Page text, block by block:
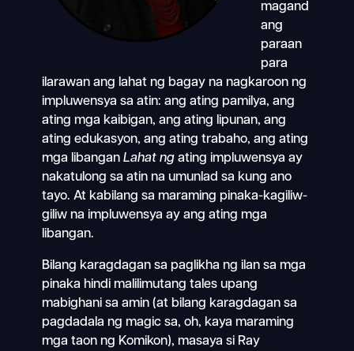
magand
ang
paraan
para
ilarawan ang lahat ng bagay na nagkaroon ng
impluwensya sa atin: ang ating pamilya, ang
ating mga kaibigan, ang ating lipunan, ang
ating edukasyon, ang ating trabaho, ang ating
mga libangan Lahat ngating impluwensya ay
nakatulong sa atin na umunlad sa kung ano
tayo. At kabilang sa maraming pinaka-kagiliw-
giliw na impluwensya ay ang ating mga
libangan.
Bilang karagdagan sa paglikha ng ilan sa mga
pinaka hindi malilimutang tales upang
mabighani sa amin (at bilang karagdagan sa
pagdadala ng magic sa, oh, kaya maraming
mga taon ng Komikon), masaya si Ray